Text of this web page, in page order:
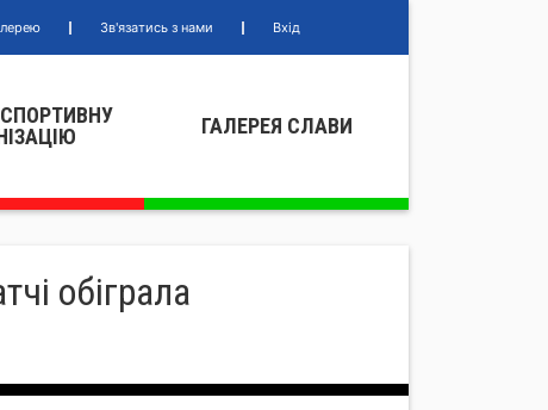
Зв'язатись з нами Вхід
ГАЛЕРЕЯ СЛАВИ
обіграла